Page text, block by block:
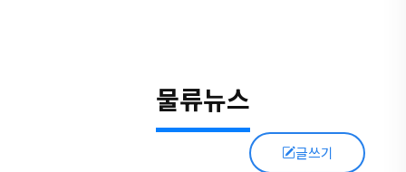
물류뉴스
글쓰기